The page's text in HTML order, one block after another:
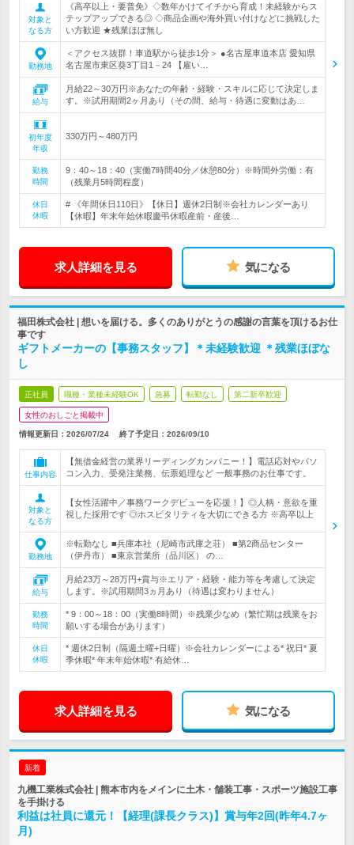
対象と
なる方
《高卒以上・要普免》◇数年かけてイチから育成！未経験からス
テップアップできる◎ ◇商品企画や海外買い付けなどに挑戦した
い方歓迎 ★残業ほぼ無し
勤務地
＜アクセス抜群！車道駅から徒歩1分＞ ●名古屋車道本店 愛知県
名古屋市東区葵3丁目1－24 【雇い…
給与
月給22～30万円※あなたの年齢・経験・スキルに応じて決定しま
す。※試用期間2ヶ月あり（その間、給与・待遇に変動はあ…
初年度
年収
330万円～480万円
勤務
時間
9：40～18：40（実働7時間40分／休憩80分）※時間外労働：有
（残業月5時間程度）
休日
休暇
# 《年間休日110日》【休日】週休2日制※会社カレンダーあり
【休暇】年末年始休暇慶弔休暇産前・産後…
求人詳細を見る 気になる
福田株式会社 | 想いを届ける。多くのありがとうの感謝の言葉を頂けるお仕
事です
ギフトメーカーの【事務スタッフ】＊未経験歓迎 ＊残業ほぼな
し
正社員 職種・業種未経験OK 急募 転勤なし 第二新卒歓迎
女性のおしごと掲載中
情報更新日：2026/07/24 終了予定日： 2026/09/10
仕事内容
【無借金経営の業界リーディングカンパニー！】電話応対やパソ
コン入力、受発注業務、伝票処理など 一般事務のお仕事です。
対象と
なる方
【女性活躍中／事務ワークデビューを応援！】◎人柄・意欲を重
視した採用です ◎ホスピタリティを大切にできる方 ※高卒以上
勤務地
※転勤なし ■兵庫本社（尼崎市武庫之荘） ■第2商品センター
（伊丹市） ■東京営業所（品川区） の…
給与
月給23万～28万円+賞与※エリア・経験・能力等を考慮して決定
します。※試用期間3ヵ月あり（待遇は変わりません）
勤務
時間
* 9：00～18：00（実働8時間）※残業少なめ（繁忙期は残業をお
願いする場合があります）
休日
休暇
* 週休2日制（隔週土曜+日曜）※会社カレンダーによる* 祝日* 夏
季休暇* 年末年始休暇* 有給休…
求人詳細を見る 気になる
新着
九機工業株式会社 | 熊本市内をメインに土木・舗装工事・スポーツ施設工事
を手掛ける
利益は社員に還元！【経理(課長クラス)】賞与年2回(昨年4.7ヶ
月)